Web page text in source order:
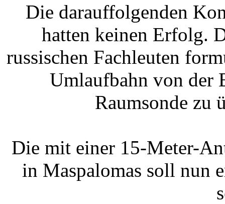
Die darauffolgenden
hatten keinen Erfolg.
russischen Fachleuten
Umlaufbahn von der
Raumsonde zu
Die mit einer 15-Meter-
in Maspalomas soll nun